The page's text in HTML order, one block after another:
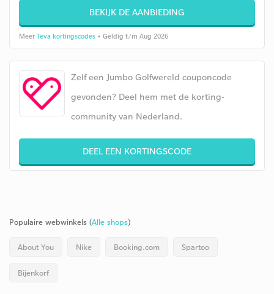
BEKIJK DE AANBIEDING
Meer Teva kortingscodes • Geldig t/m Aug 2026
Zelf een Jumbo Golfwereld couponcode
gevonden? Deel hem met de korting-
community van Nederland.
DEEL EEN KORTINGSCODE
Populaire webwinkels (Alle shops)
About You Nike Booking.com Spartoo
Bijenkorf